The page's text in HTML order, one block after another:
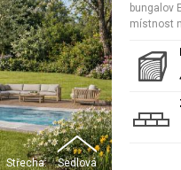
Střecha: Sedlová
bungalov
místnost